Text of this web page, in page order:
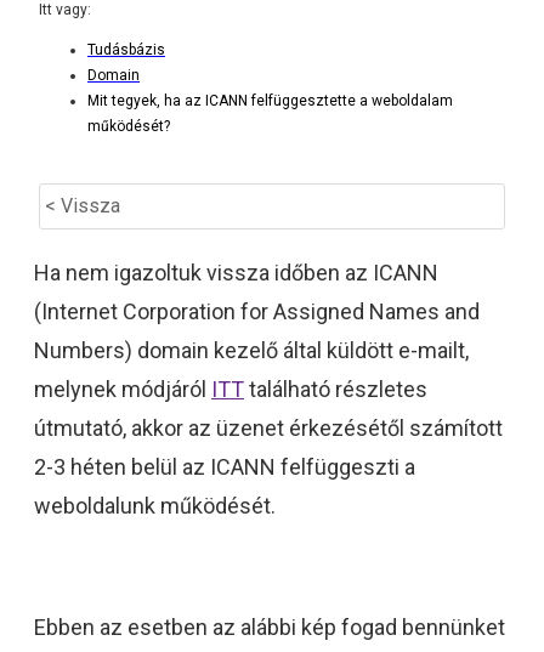
Itt vagy:
Tudásbázis
Domain
Mit tegyek, ha az ICANN felfüggesztette a weboldalam
működését?
< Vissza
Ha nem igazoltuk vissza időben az ICANN
(Internet Corporation for Assigned Names and
Numbers) domain kezelő által küldött e-mailt,
melynek módjáról ITTtalálható részletes
útmutató, akkor az üzenet érkezésétől számított
2-3 héten belül az ICANN felfüggeszti a
weboldalunk működését.
Ebben az esetben az alábbi kép fogad bennünket